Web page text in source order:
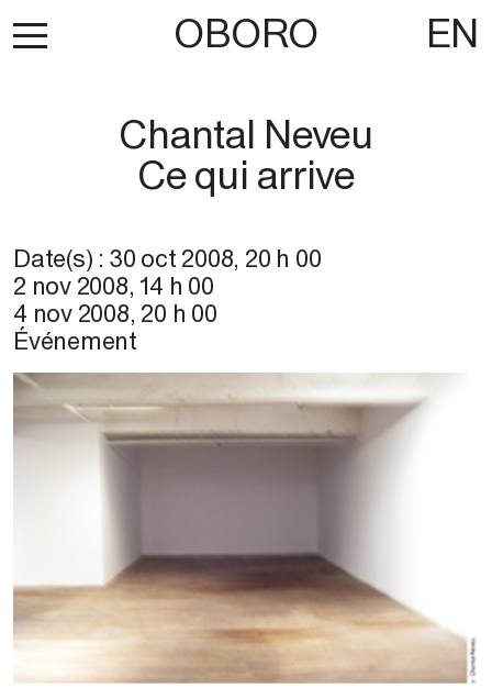
OBORO EN
Chantal Neveu
Ce qui arrive
Date(s) : 30 oct 2008, 20 h 00
2 nov 2008, 14 h 00
4 nov 2008, 20 h 00
Événement